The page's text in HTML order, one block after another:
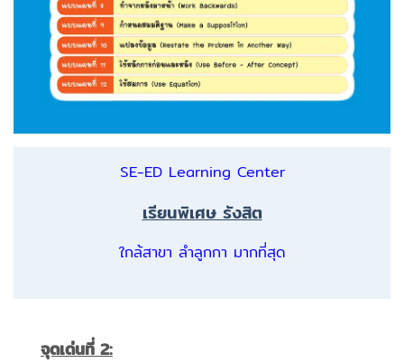
SE-ED Learning Center
เรียนพิเศษ รังสิต
ใกล้สาขา ลำลูกกา มากที่สุด
จุดเด่นที่ 2: